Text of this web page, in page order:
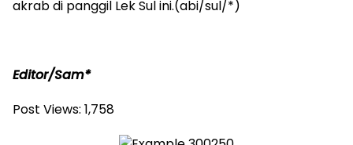
akrab di panggil Lek Sul ini.(abi/sul/*)
Editor/Sam*
Post Views: 1,758